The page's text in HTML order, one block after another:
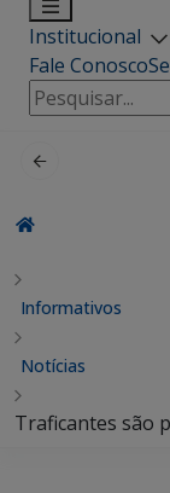
Institucional
Fale Conosco
Pesquisar
por:
Informativos
Notícias
Traficantes são